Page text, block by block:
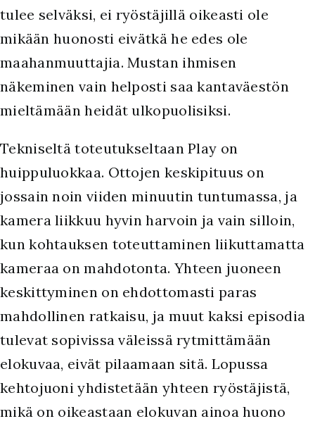
tulee selväksi, ei ryöstäjillä oikeasti ole
mikään huonosti eivätkä he edes ole
maahanmuuttajia. Mustan ihmisen
näkeminen vain helposti saa kantaväestön
mieltämään heidät ulkopuolisiksi.
Tekniseltä toteutukseltaan Play on
huippuluokkaa. Ottojen keskipituus on
jossain noin viiden minuutin tuntumassa, ja
kamera liikkuu hyvin harvoin ja vain silloin,
kun kohtauksen toteuttaminen liikuttamatta
kameraa on mahdotonta. Yhteen juoneen
keskittyminen on ehdottomasti paras
mahdollinen ratkaisu, ja muut kaksi episodia
tulevat sopivissa väleissä rytmittämään
elokuvaa, eivät pilaamaan sitä. Lopussa
kehtojuoni yhdistetään yhteen ryöstäjistä,
mikä on oikeastaan elokuvan ainoa huono